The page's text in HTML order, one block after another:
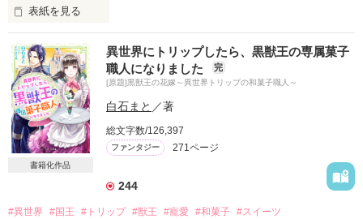
*.:･.｡**.:･.｡**.:･.｡*
2014.9.2　 更新開始
2014.9.5　 完結
2014.9.18  番外編追加
2014.9.20　総合ランク１位
2015.2.10　文庫化決定
たくさんの方に読んでいただけて幸せです！
*.:･.｡**.:･.｡**.:･.｡*
それは期間限定の、見せかけの関係のはずだった。
しかし、気づけば本気になった迅に甘く捕らわれていて……
「……まったく、君は無防備だな。そんなかわいい顔を見せら
れたら――我慢できなくなる」
２０２６年８月２日公開
ベリーズ文庫から２０２６年９月に刊行される作品の加筆修正
前の文章となります。
表記ミス等ございますが、ご容赦、ご承知おきくださいませ。
表紙を見る
愛していた男の裏切りに、信じていた愛が幻だったと知った
日、嫌いだったはずの男の胸で涙を流した。
桐谷　蓮　２3歳
家具メーカー【KZ】の次男
社長に就任したばかりの兄の下で、副社長を務めている
友人の彼女⁈である菜穂に、次第に惹かれていき、策略を巡ら
せて彼女を得ようと企んでいる
書籍化作品
異世界にトリップしたら、黒獣王の専属菓子
職人になりました
完
[原題]黒獣王の花嫁～異世界トリップの和菓子職人～
白石まと ／著
総文字数/126,397
ファンタジー 271ページ
244
#異世界 #国王 #トリップ #獣王 #寵愛 #和菓子 #スイーツ